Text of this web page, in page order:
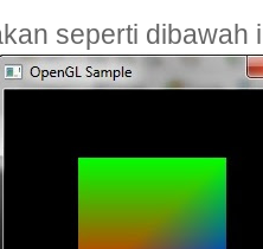
seperti dibawah